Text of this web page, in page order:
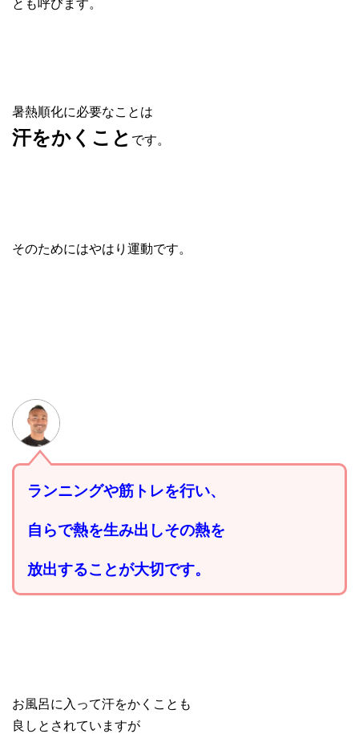
暑熱順化に必要なことは
汗をかくこと です。
そのためにはやはり運動です。
ランニングや筋トレを行い、
自らで熱を生み出しその熱を
放出することが大切です。
お風呂に入って汗をかくことも
良しとされていますが